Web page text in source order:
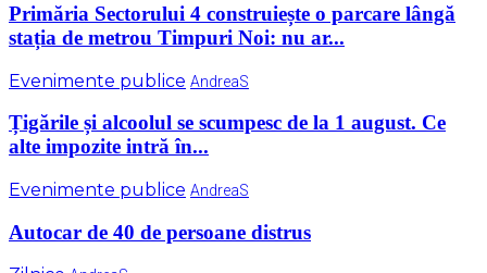
Primăria Sectorului 4 construiește o parcare lângă
stația de metrou Timpuri Noi: nu ar...
Evenimente publice AndreaS
Țigările și alcoolul se scumpesc de la 1 august. Ce
alte impozite intră în...
Evenimente publice AndreaS
Autocar de 40 de persoane distrus